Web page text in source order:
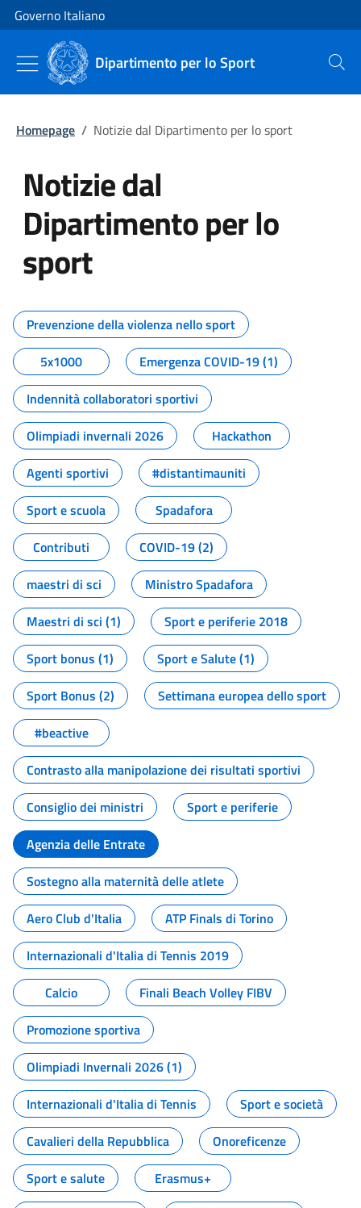
Vai al contenuto
Vai alla navigazione del sito
Governo Italiano
Dipartimento per lo Sport Cerca
Homepage / Notizie dal Dipartimento per lo sport
Notizie dal
Dipartimento per lo
sport
Tutti i contenuti della pagina
Prevenzione della violenza nello sport
5x1000
Emergenza COVID-19 (1)
Indennità collaboratori sportivi
Olimpiadi invernali 2026
Hackathon
Agenti sportivi
#distantimauniti
Sport e scuola
Spadafora
Contributi
COVID-19 (2)
maestri di sci
Ministro Spadafora
Maestri di sci (1)
Sport e periferie 2018
Sport bonus (1)
Sport e Salute (1)
Sport Bonus (2)
Settimana europea dello sport
#beactive
Contrasto alla manipolazione dei risultati sportivi
Consiglio dei ministri
Sport e periferie
Agenzia delle Entrate
Sostegno alla maternità delle atlete
Aero Club d'Italia
ATP Finals di Torino
Internazionali d'Italia di Tennis 2019
Calcio
Finali Beach Volley FIBV
Promozione sportiva
Olimpiadi Invernali 2026 (1)
Internazionali d'Italia di Tennis
Sport e società
Cavalieri della Repubblica
Onoreficenze
Sport e salute
Erasmus+